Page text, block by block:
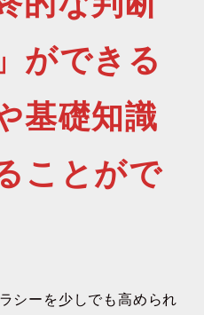
ができる
基礎知識
ことがで
シーを少しでも高められ